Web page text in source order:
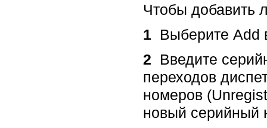
Чтобы добавить
1 Выберите Add
2 Введите
переходов
номеров
новый серийный